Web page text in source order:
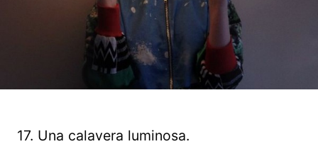
17. Una calavera luminosa.